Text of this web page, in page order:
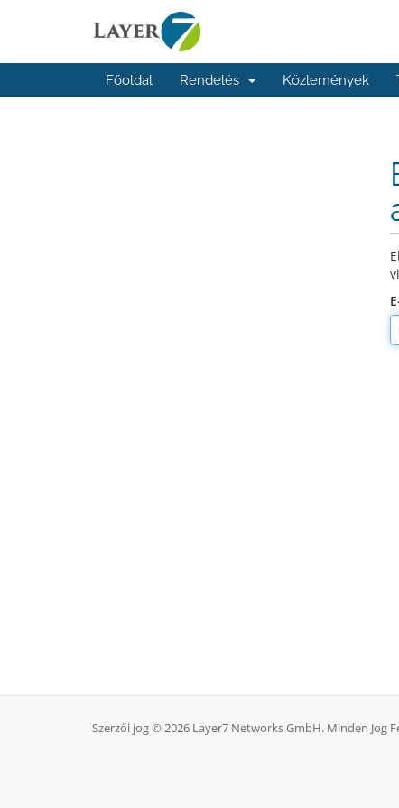
Főoldal Rendelés Közlemények
Szerzői jog © 2026 Layer7 Networks GmbH. Minden Jog